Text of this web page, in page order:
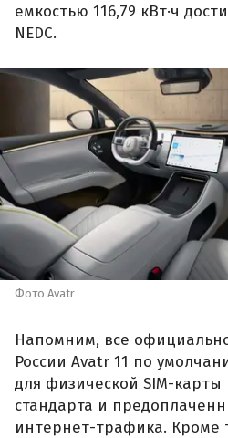
емкостью 116,79 кВт·ч
NEDC.
Фото Avatr
Напомним, все
России Avatr 11 по
для физической SIM-карты
стандарта и
интернет-трафика. Кроме